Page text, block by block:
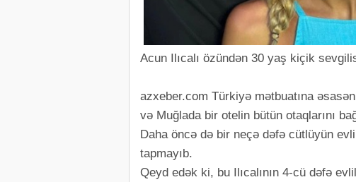
Acun Ilıcalı özündən 30 yaş kiçik
azxeber.com Türkiyə mətbuatına
və Muğlada bir otelin bütün otaqlarını
Daha öncə də bir neçə dəfə cütlüyün
tapmayıb.
Qeyd edək ki, bu Ilıcalının 4-cü dəfə